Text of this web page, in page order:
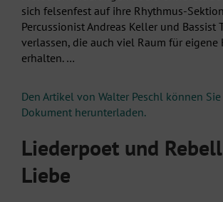
sich felsenfest auf ihre Rhythmus-
Percussionist Andreas Keller und Bassist
verlassen, die auch viel Raum für eigene
erhalten. …
Den Artikel von Walter Peschl können
Dokument herunterladen.
Liederpoet und
Liebe